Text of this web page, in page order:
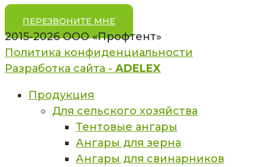
ПЕРЕЗВОНИТЕ МНЕ
2015-2026 ООО «Профтент»
Политика конфиденциальности
Разработка сайта - ADELEX
Продукция
Для сельского хозяйства
Тентовые ангары
Ангары для зерна
Ангары для свинарников